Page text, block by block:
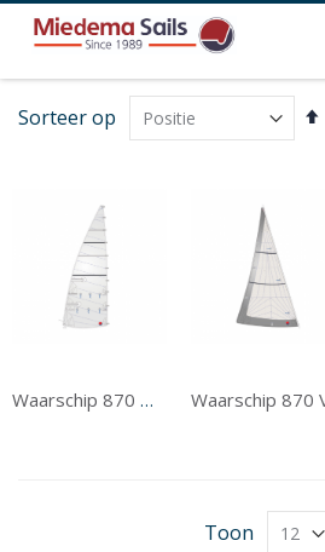
Sorteer op
Waarschip 870 Grootzeil
Toon